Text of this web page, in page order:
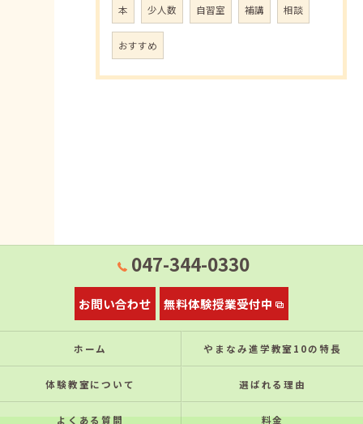
本 少人数 自習室 補講 相談
おすすめ
047-344-0330
お問い合わせ 無料体験授業受付中
ホーム やまなみ進学教室10の特⻑
体験教室について 選ばれる理由
よくある質問 料金